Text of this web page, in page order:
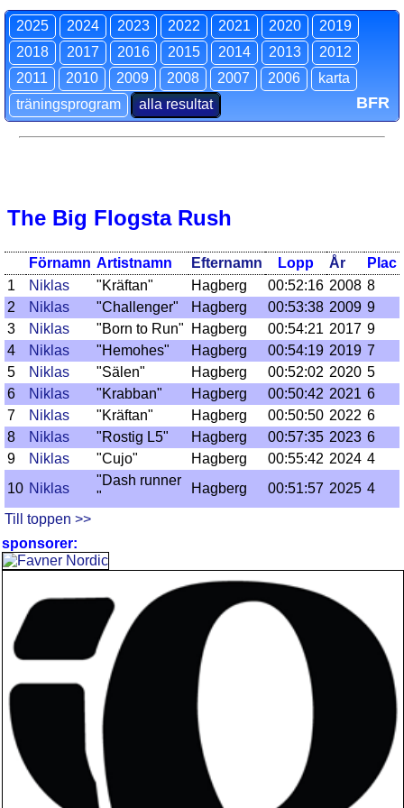
2025 2024 2023 2022 2021 2020
2019
2018
2017 2016 2015 2014 2013
2012
2011
2010 2009 2008 2007 2006
karta
träningsprogram
alla resultat BFR
The Big Flogsta Rush
Förnamn Artistnamn Efternamn Lopp År
Plac
1
Niklas "Kräftan" Hagberg 00:52:16 2008 8
2
Niklas "Challenger" Hagberg 00:53:38 2009 9
3
Niklas "Born to Run" Hagberg 00:54:21 2017 9
4
Niklas "Hemohes" Hagberg 00:54:19 2019 7
5
Niklas "Sälen" Hagberg 00:52:02 2020 5
6
Niklas "Krabban" Hagberg 00:50:42 2021 6
7
Niklas "Kräftan" Hagberg 00:50:50 2022 6
8
Niklas "Rostig L5" Hagberg 00:57:35 2023 6
9
Niklas "Cujo" Hagberg 00:55:42 2024 4
10 Niklas
"Dash runner
"
Hagberg 00:51:57 2025 4
Till toppen >>
sponsorer: